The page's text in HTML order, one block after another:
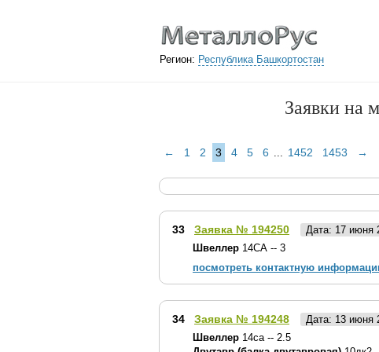
Регион: Республика Башкортостан
Заявки на
← 1 2 3 4 5 6 1452 1453 →
33 Заявка № 194250
Дата: 17 июня
Швеллер 14СА -- 3
посмотреть контактную
34 Заявка № 194248
Дата: 13 июня
Швеллер 14са -- 2.5